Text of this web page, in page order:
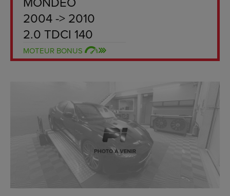
2004 -> 2010
2.0 TDCI 140
MOTEUR BONUS